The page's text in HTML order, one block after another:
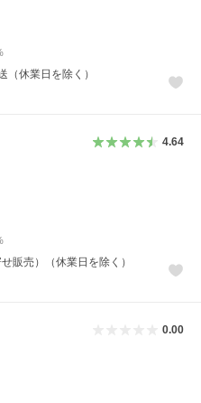
（休業日を除く）
4.64
販売）（休業日を除く）
0.00